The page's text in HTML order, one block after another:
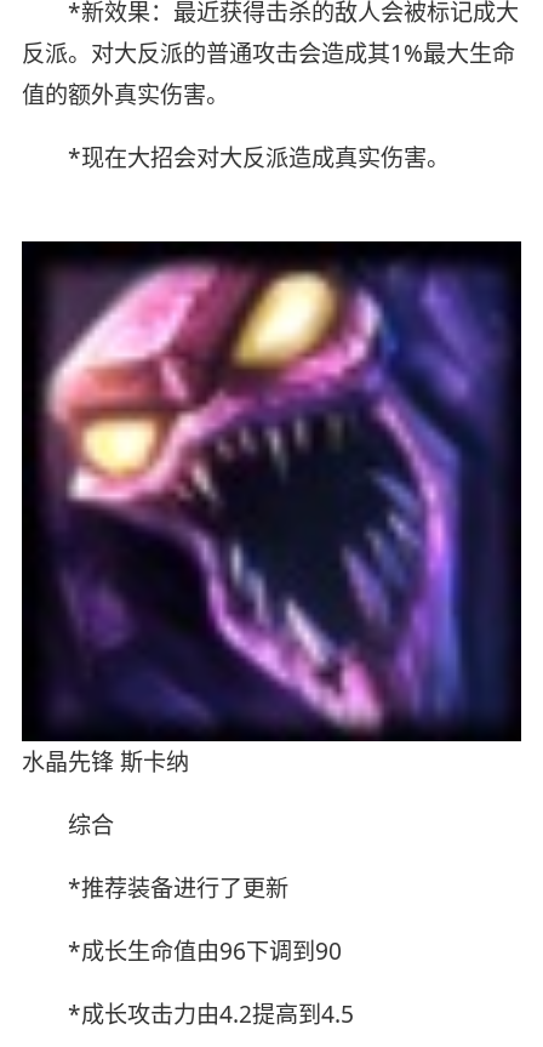
*新效果：最近获得击杀的敌人会被标记成大
反派。对大反派的普通攻击会造成其1%最大生命
值的额外真实伤害。
*现在大招会对大反派造成真实伤害。
水晶先锋 斯卡纳
综合
*推荐装备进行了更新
*成长生命值由96下调到90
*成长攻击力由4.2提高到4.5